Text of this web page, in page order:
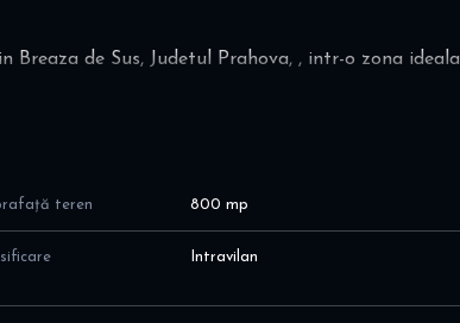
Breaza de Sus, Judetul Prahova, , intr-o zona ideala
teren 800 mp
Intravilan